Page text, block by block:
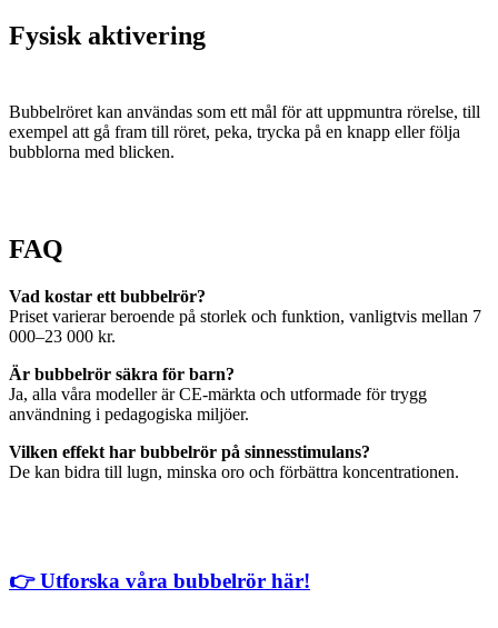
Fysisk aktivering
Bubbelröret kan användas som ett mål för att uppmuntra rörelse, till
exempel att gå fram till röret, peka, trycka på en knapp eller följa
bubblorna med blicken.
FAQ
Vad kostar ett bubbelrör?
Priset varierar beroende på storlek och funktion, vanligtvis mellan 7
000–23 000 kr.
Är bubbelrör säkra för barn?
Ja, alla våra modeller är CE-märkta och utformade för trygg
användning i pedagogiska miljöer.
Vilken effekt har bubbelrör på sinnesstimulans?
De kan bidra till lugn, minska oro och förbättra koncentrationen.
👉 Utforska våra bubbelrör här !